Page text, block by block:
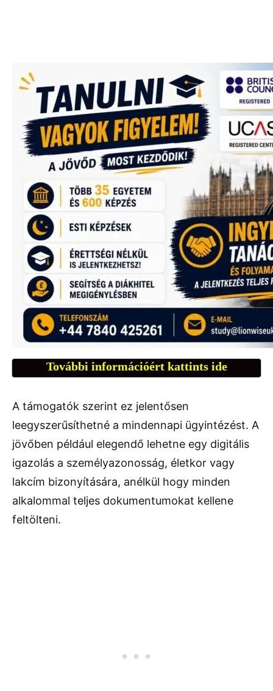
További információért kattints ide
A támogatók szerint ez jelentősen
leegyszerűsíthetné a mindennapi ügyintézést. A
jövőben például elegendő lehetne egy digitális
igazolás a személyazonosság, életkor vagy
lakcím bizonyítására, anélkül hogy minden
alkalommal teljes dokumentumokat kellene
feltölteni.